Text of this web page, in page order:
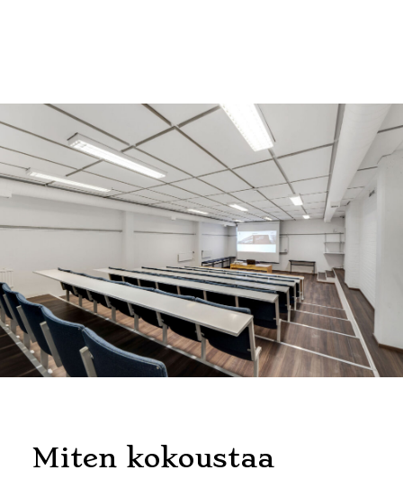
Miten kokoustaa